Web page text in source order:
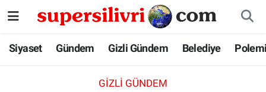
Siyaset Gündem Gizli Gündem Belediye
GIZLI GÜNDEM
Siyaset
İstanbul Nöbetçi Eczaneler
İstanbul Hava Durumu